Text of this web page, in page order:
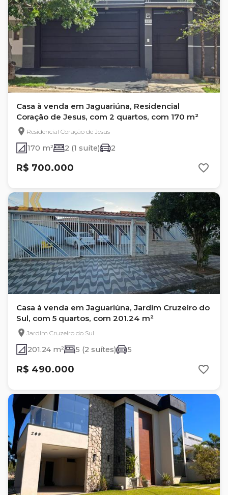
Casa à venda em Jaguariúna, Residencial
Coração de Jesus, com 2 quartos, com 170 m²
Residencial Coração de Jesus
170 m² 2 (1 suíte) 2
R$ 700.000
Casa à venda em Jaguariúna, Jardim Cruzeiro do
Sul, com 5 quartos, com 201.24 m²
Jardim Cruzeiro do Sul
201.24 m² 5 (2 suítes) 5
R$ 490.000